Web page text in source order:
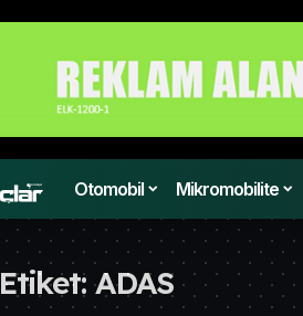
Otomobil Mikromobilite
Etiket:ADAS